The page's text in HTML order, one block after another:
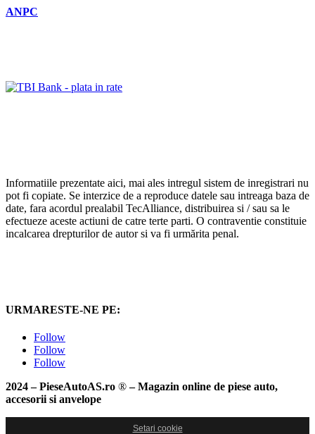
ANPC
Informatiile prezentate aici, mai ales intregul sistem de inregistrari nu
pot fi copiate. Se interzice de a reproduce datele sau intreaga baza de
date, fara acordul prealabil TecAlliance, distribuirea si / sau sa le
efectueze aceste actiuni de catre terte parti. O contraventie constituie
incalcarea drepturilor de autor si va fi urmărita penal.
URMARESTE-NE PE:
Follow
Follow
Follow
2024 – PieseAutoAS.ro ®– Magazin online de piese auto,
accesorii si anvelope
Setari cookie